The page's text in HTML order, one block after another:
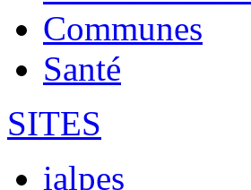
Communes
Santé
SITES
ialpes